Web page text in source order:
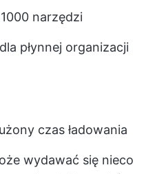
narzędzi
dla płynnej organizacji
czas ładowania
wydawać się nieco